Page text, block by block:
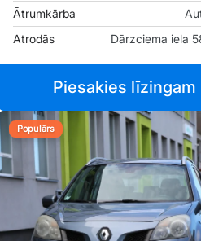
Ātrumkārba
Atrodās
Dārzciema iela
Piesakies līzingam
favorītiem
Populārs